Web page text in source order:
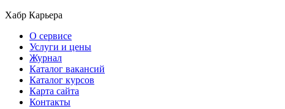
Хабр Карьера
О сервисе
Услуги и цены
Журнал
Каталог вакансий
Каталог курсов
Карта сайта
Контакты